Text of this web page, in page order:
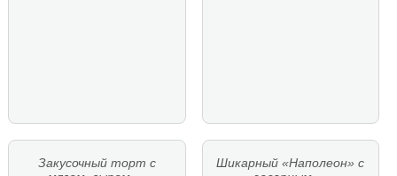
Закусочный торт с
Шикарный «Наполеон» с